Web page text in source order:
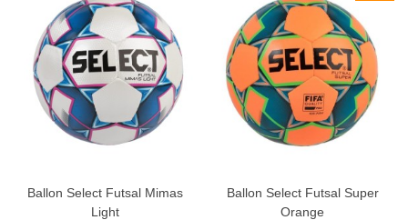
Ballon Select Futsal Mimas
Light
Ballon Select Futsal Super
Orange